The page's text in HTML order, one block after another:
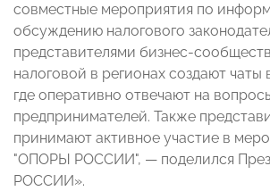
совместные мероприятия по
обсуждению налогового
представителями бизнес-
налоговой в регионах создают
где оперативно отвечают на
предпринимателей. Также
принимают активное участие в
"ОПОРЫ РОССИИ", — поделился
РОССИИ».